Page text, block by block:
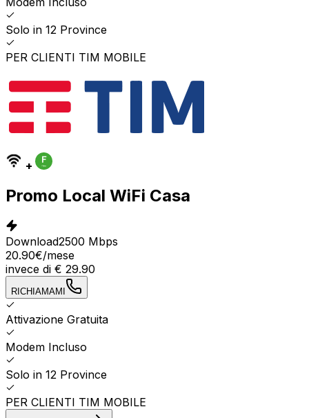
Solo in 12 Province
PER CLIENTI TIM MOBILE
+
Promo Local WiFi Casa
Download2500 Mbps
20.90€/mese
invece di € 29.90
RICHIAMAMI
Attivazione Gratuita
Modem Incluso
Solo in 12 Province
PER CLIENTI TIM MOBILE